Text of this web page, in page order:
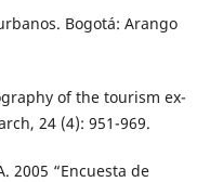
Bogotá: Arango
of the tourism ex-
24 (4): 951-969.
2005 “Encuesta de